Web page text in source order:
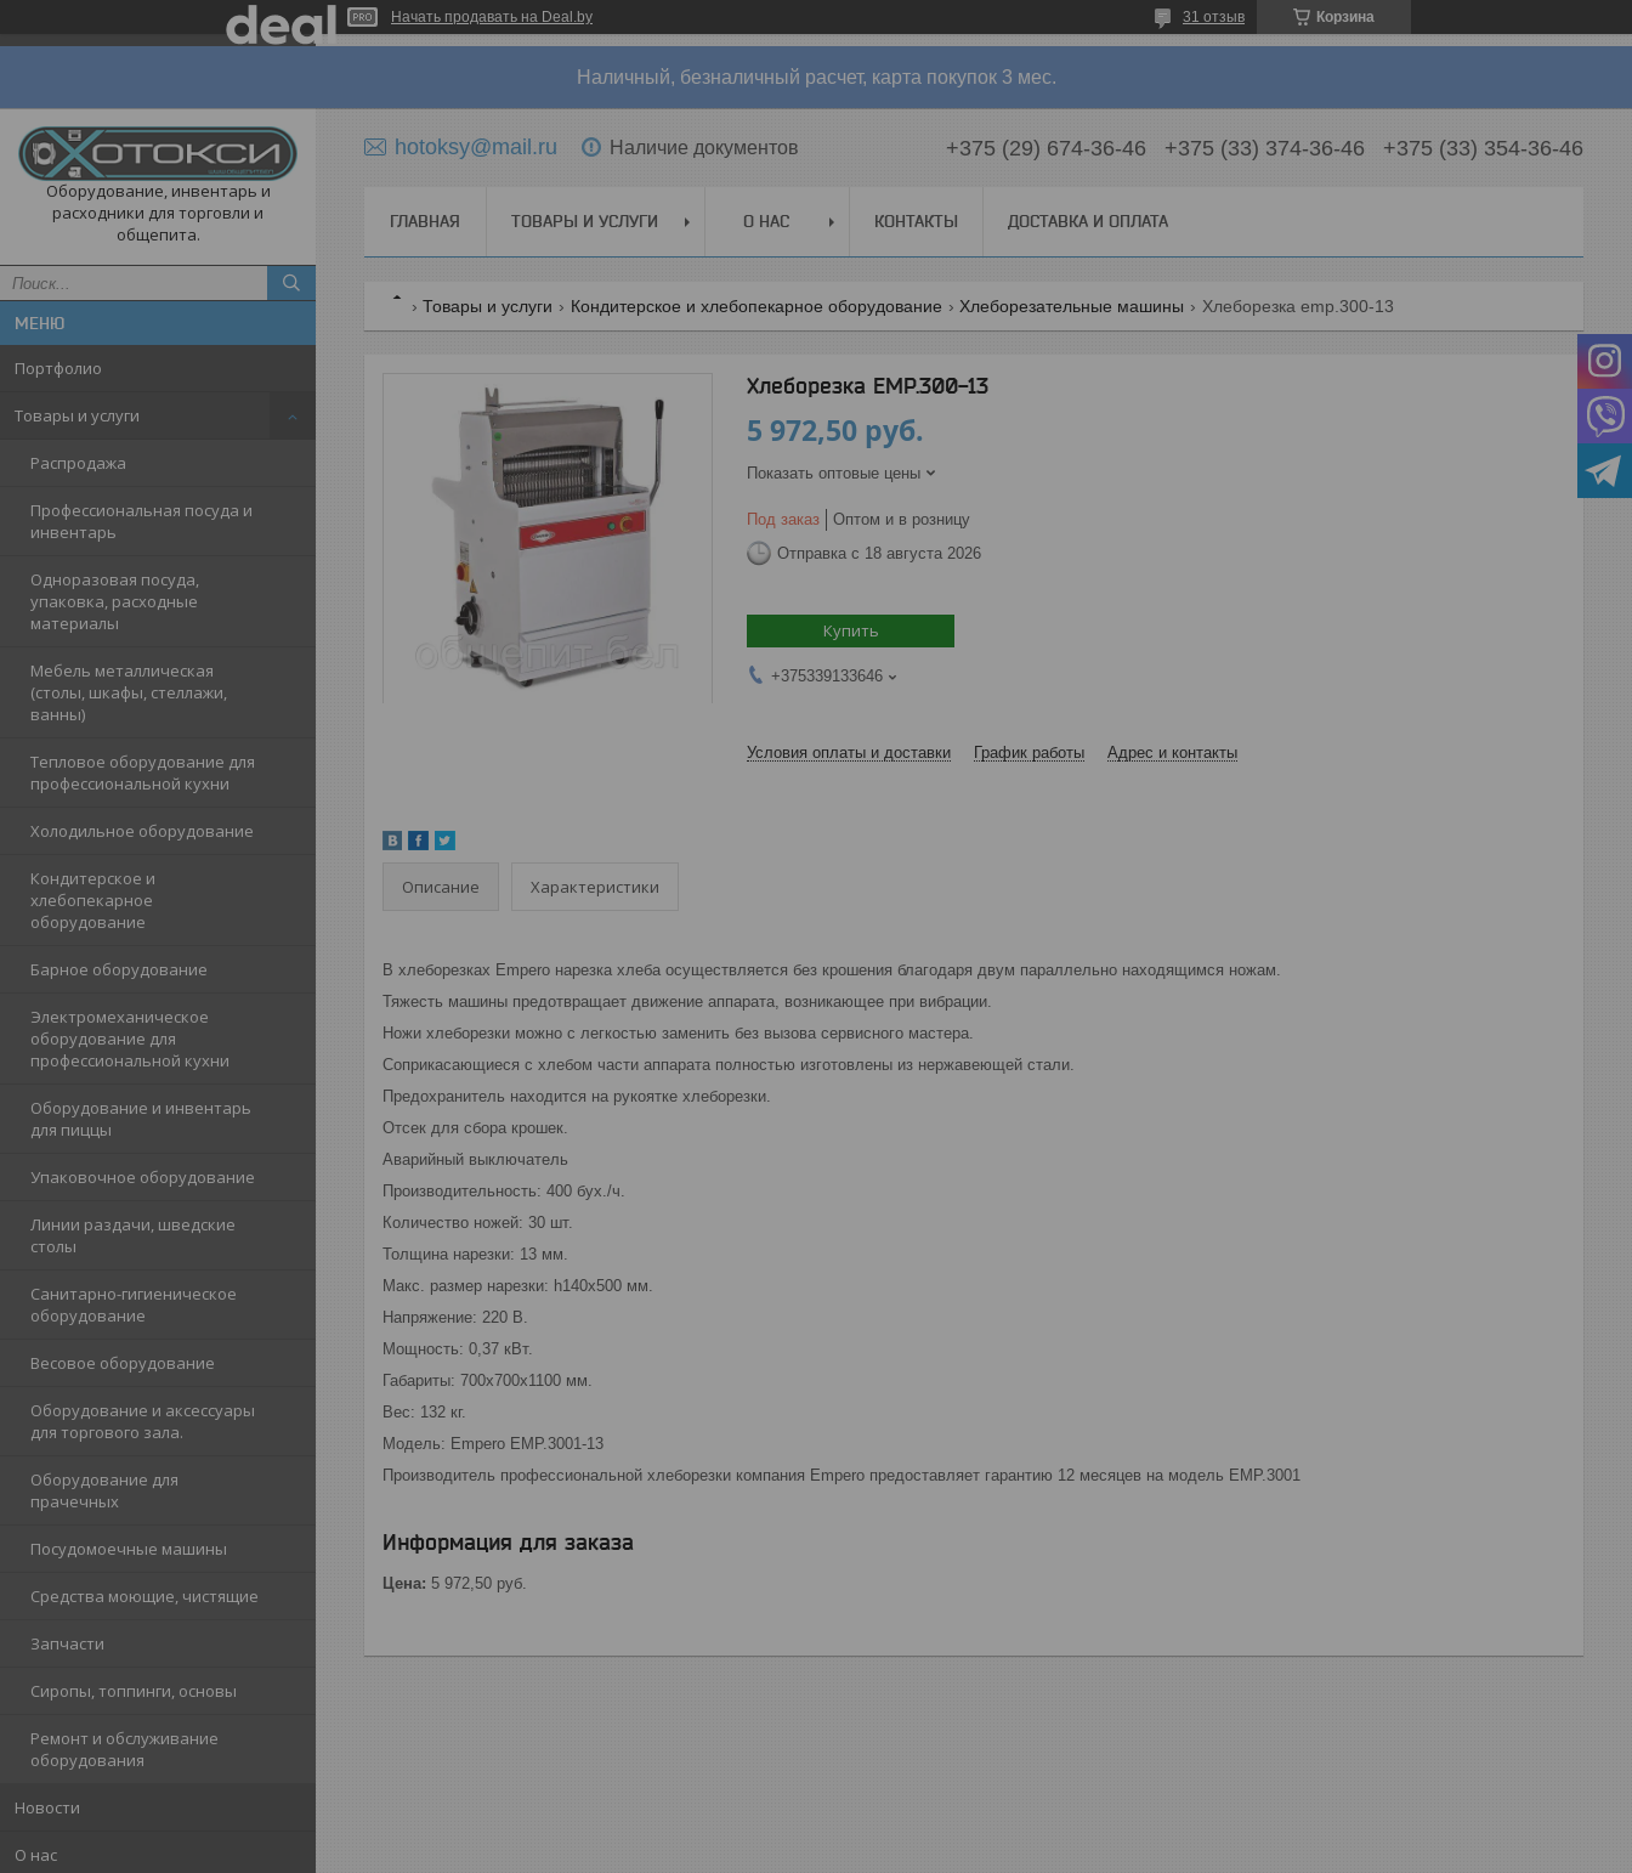
Начать продавать на Deal.by Корзина
31 отзыв
Наличный, безналичный расчет, карта покупок 3 мес.
Оборудование, инвентарь и
расходники для торговли и
общепита.
Портфолио
Товары и услуги
Распродажа
Профессиональная посуда и
инвентарь
Одноразовая посуда,
упаковка, расходные
материалы
Мебель металлическая
(столы, шкафы, стеллажи,
ванны)
Тепловое оборудование для
профессиональной кухни
Холодильное оборудование
Кондитерское и
хлебопекарное
оборудование
Барное оборудование
Электромеханическое
оборудование для
профессиональной кухни
Оборудование и инвентарь
для пиццы
Упаковочное оборудование
Линии раздачи, шведские
столы
Санитарно-гигиеническое
оборудование
Весовое оборудование
Оборудование и аксессуары
для торгового зала.
Оборудование для
прачечных
Посудомоечные машины
Средства моющие, чистящие
Запчасти
Сиропы, топпинги, основы
Ремонт и обслуживание
оборудования
Новости
О нас
hotoksy@mail.ru Наличие документов +375 (29) 674-36-46 +375 (33) 374-36-46 +375 (33) 354-36-46
ГЛАВНАЯ ТОВАРЫ И УСЛУГИ О НАС КОНТАКТЫ ДОСТАВКА И ОПЛАТА
Товары и услуги Кондитерское и хлебопекарное оборудование Хлеборезательные машины Хлеборезка emp.300-13
Хлеборезка EMP.300-13
5 972,50 руб.
Показать оптовые цены
Под заказ
Оптом и в розницу
Отправка с 18 августа 2026
Купить
+375339133646
Условия оплаты и доставки График работы Адрес и контакты
Описание Характеристики
В хлеборезках Empero нарезка хлеба осуществляется без крошения благодаря двум параллельно находящимся ножам.
Тяжесть машины предотвращает движение аппарата, возникающее при вибрации.
Ножи хлеборезки можно с легкостью заменить без вызова сервисного мастера.
Соприкасающиеся с хлебом части аппарата полностью изготовлены из нержавеющей стали.
Предохранитель находится на рукоятке хлеборезки.
Отсек для сбора крошек.
Аварийный выключатель
Производительность: 400 бух./ч.
Количество ножей: 30 шт.
Толщина нарезки: 13 мм.
Макс. размер нарезки: h140х500 мм.
Напряжение: 220 В.
Мощность: 0,37 кВт.
Габариты: 700x700x1100 мм.
Вес: 132 кг.
Модель: Empero EMP.3001-13
Производитель профессиональной хлеборезки компания Empero предоставляет гарантию 12 месяцев на модель EMP.3001
Информация для заказа
Цена: 5 972,50 руб.